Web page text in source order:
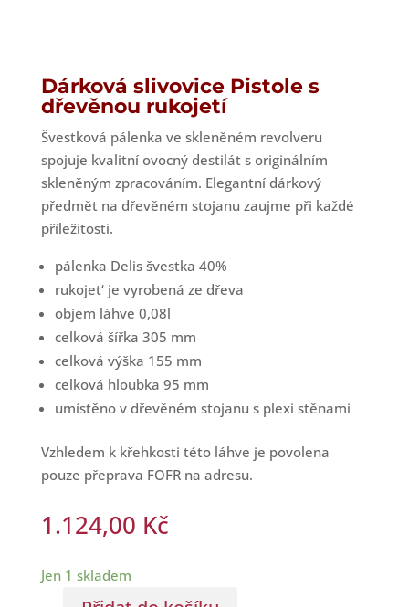
Dárková slivovice Pistole s
dřevěnou rukojetí
Švestková pálenka ve skleněném revolveru
spojuje kvalitní ovocný destilát s originálním
skleněným zpracováním. Elegantní dárkový
předmět na dřevěném stojanu zaujme při každé
příležitosti.
pálenka Delis švestka 40%
rukojet‘ je vyrobená ze dřeva
objem láhve 0,08l
celková šířka 305 mm
celková výška 155 mm
celková hloubka 95 mm
umístěno v dřevěném stojanu s plexi stěnami
Vzhledem k křehkosti této láhve je povolena
pouze přeprava FOFR na adresu.
1.124,00 Kč
Jen 1 skladem